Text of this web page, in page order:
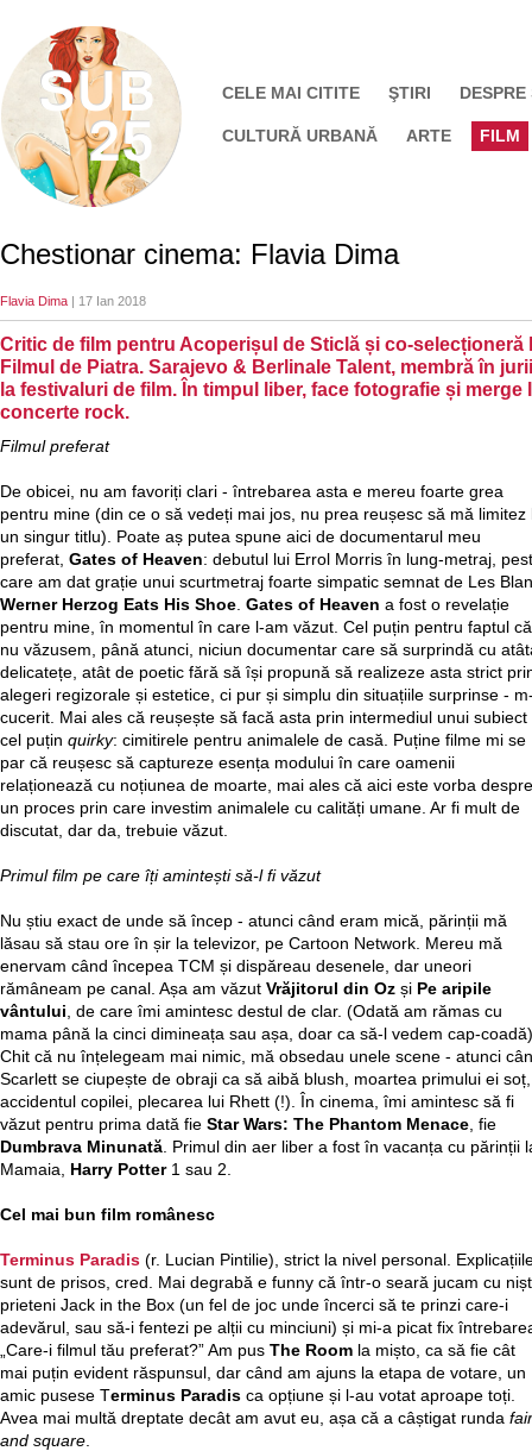
CELE MAI CITITE ŞTIRI DESPRE
CULTURĂ URBANĂ ARTE FILM
Chestionar cinema: Flavia Dima
Flavia Dima | 17 Ian 2018
Critic de film pentru Acoperișul de Sticlă și co-selecționeră
Filmul de Piatra. Sarajevo & Berlinale Talent, membră în jurii
la festivaluri de film. În timpul liber, face fotografie și merge
concerte rock.
Filmul preferat
De obicei, nu am favoriți clari - întrebarea asta e mereu foarte grea
pentru mine (din ce o să vedeți mai jos, nu prea reușesc să mă limitez
un singur titlu). Poate aș putea spune aici de documentarul meu
preferat, Gates of Heaven: debutul lui Errol Morris în lung-metraj,
care am dat grație unui scurtmetraj foarte simpatic semnat de Les
Werner Herzog Eats His Shoe. Gates of Heaven a fost o revelație
pentru mine, în momentul în care l-am văzut. Cel puțin pentru faptul că
nu văzusem, până atunci, niciun documentar care să surprindă cu
delicatețe, atât de poetic fără să își propună să realizeze asta strict
alegeri regizorale și estetice, ci pur și simplu din situațiile surprinse -
cucerit. Mai ales că reușește să facă asta prin intermediul unui subiect
cel puțin quirky: cimitirele pentru animalele de casă. Puține filme mi se
par că reușesc să captureze esența modului în care oamenii
relaționează cu noțiunea de moarte, mai ales că aici este vorba despre
un proces prin care investim animalele cu calități umane. Ar fi mult de
discutat, dar da, trebuie văzut.
Primul film pe care îți amintești să-l fi văzut
Nu știu exact de unde să încep - atunci când eram mică, părinții mă
lăsau să stau ore în șir la televizor, pe Cartoon Network. Mereu mă
enervam când începea TCM și dispăreau desenele, dar uneori
rămâneam pe canal. Așa am văzut Vrăjitorul din Oz și Pe aripile
vântului, de care îmi amintesc destul de clar. (Odată am rămas cu
mama până la cinci dimineața sau așa, doar ca să-l vedem cap-
Chit că nu înțelegeam mai nimic, mă obsedau unele scene - atunci
Scarlett se ciupește de obraji ca să aibă blush, moartea primului ei soț,
accidentul copilei, plecarea lui Rhett (!). În cinema, îmi amintesc să fi
văzut pentru prima dată fie Star Wars: The Phantom Menace, fie
Dumbrava Minunată. Primul din aer liber a fost în vacanța cu părinții
Mamaia, Harry Potter1 sau 2.
Cel mai bun film românesc
Terminus Paradis (r. Lucian Pintilie), strict la nivel personal.
sunt de prisos, cred. Mai degrabă e funny că într-o seară jucam cu
prieteni Jack in the Box (un fel de joc unde încerci să te prinzi care-i
adevărul, sau să-i fentezi pe alții cu minciuni) și mi-a picat fix
„Care-i filmul tău preferat?” Am pus The Room la mișto, ca să fie cât
mai puțin evident răspunsul, dar când am ajuns la etapa de votare, un
amic pusese Terminus Paradis ca opțiune și l-au votat aproape toți.
Avea mai multă dreptate decât am avut eu, așa că a câștigat runda fair
and square.